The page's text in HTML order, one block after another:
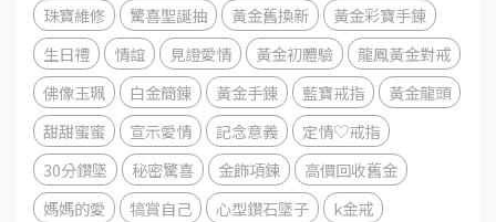
珠寶維修
驚喜聖誕抽 黃金舊換新
黃金彩寶手錬
生日禮
情誼 見證愛情 黃金初體驗
龍鳳黃金對戒
佛像玉珮
白金簡錬 黃金手錬 藍寶戒指
黃金龍頭
甜甜蜜蜜
宣示愛情 記念意義
定情♡戒指
30分鑽墜
秘密驚喜 金飾項鍊
高價回收舊金
媽媽的愛
犒賞自己 心型鑽石墜子
k金戒